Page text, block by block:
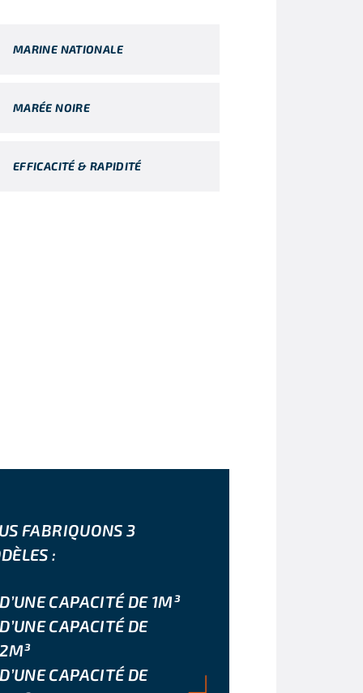
MARINE NATIONALE
MARÉE NOIRE
EFFICACITÉ & RAPIDITÉ
FABRIQUONS 3
:
D’UNE CAPACITÉ DE 1M³
D’UNE CAPACITÉ DE
2M³
D’UNE CAPACITÉ DE